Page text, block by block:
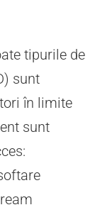
tipurile de
sunt
în limite
sunt